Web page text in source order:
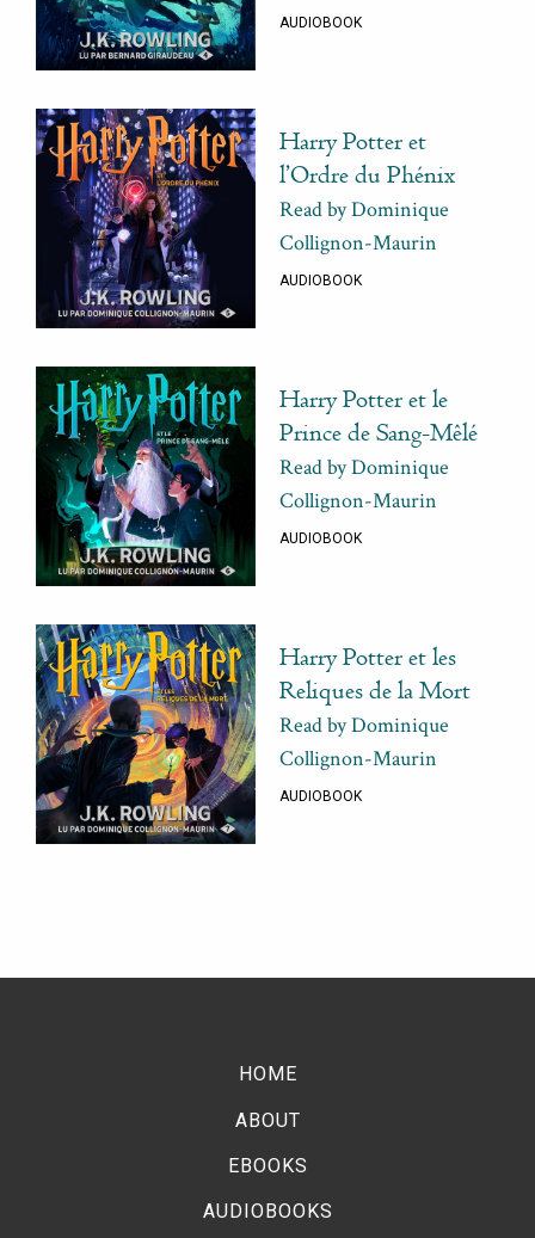
AUDIOBOOK
Harry Potter et
l’Ordre du Phénix
Read by Dominique
Collignon-Maurin
AUDIOBOOK
Harry Potter et le
Prince de Sang-Mêlé
Read by Dominique
Collignon-Maurin
AUDIOBOOK
Harry Potter et les
Reliques de la Mort
Read by Dominique
Collignon-Maurin
AUDIOBOOK
HOME
ABOUT
EBOOKS
AUDIOBOOKS